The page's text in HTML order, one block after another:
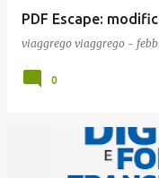
PDF Escape:
viaggrego viaggrego -
0